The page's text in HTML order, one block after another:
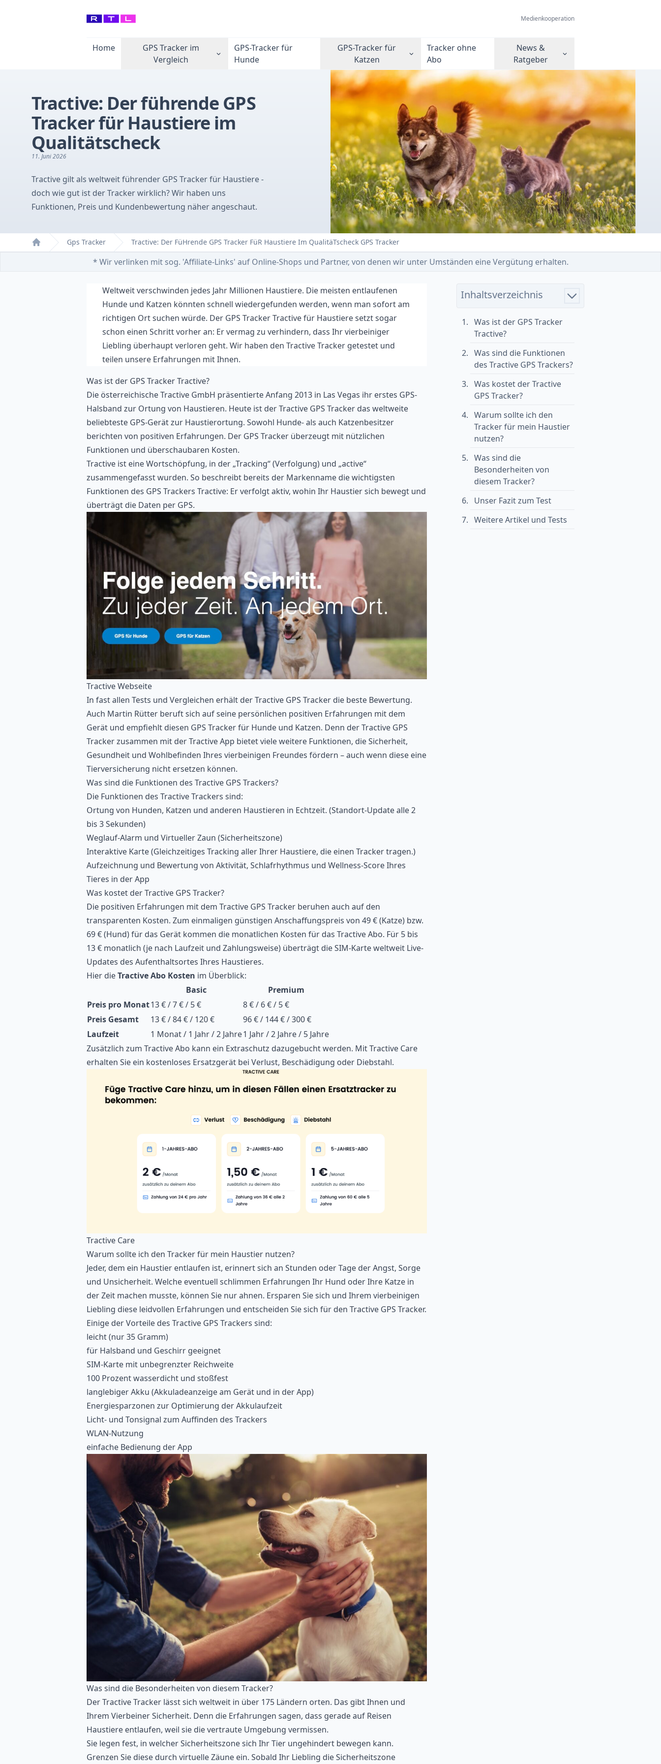
Medienkooperation
Home
GPS Tracker im
Vergleich
GPS-Tracker für
Hunde
GPS-Tracker für
Katzen
Tracker ohne
Abo
News &
Ratgeber
Tractive: Der führende GPS
Tracker für Haustiere im
Qualitätscheck
11. Juni 2026
Tractive gilt als weltweit führender GPS Tracker für Haustiere -
doch wie gut ist der Tracker wirklich? Wir haben uns
Funktionen, Preis und Kundenbewertung näher angeschaut.
Home
Gps Tracker Tractive: Der FüHrende GPS Tracker FüR Haustiere Im QualitäTscheck GPS Tracker
* Wir verlinken mit sog. 'Affiliate-Links' auf Online-Shops und Partner, von denen wir unter Umständen eine Vergütung erhalten.
Weltweit verschwinden jedes Jahr Millionen Haustiere. Die meisten entlaufenen
Hunde und Katzen könnten schnell wiedergefunden werden, wenn man sofort am
richtigen Ort suchen würde. Der GPS Tracker Tractive für Haustiere setzt sogar
schon einen Schritt vorher an: Er vermag zu verhindern, dass Ihr vierbeiniger
Liebling überhaupt verloren geht. Wir haben den Tractive Tracker getestet und
teilen unsere Erfahrungen mit Ihnen.
Was ist der GPS Tracker Tractive?
Die österreichische Tractive GmbH präsentierte Anfang 2013 in Las Vegas ihr erstes GPS-
Halsband zur Ortung von Haustieren. Heute ist der Tractive GPS Tracker das weltweite
beliebteste GPS-Gerät zur Haustierortung. Sowohl Hunde- als auch Katzenbesitzer
berichten von positiven Erfahrungen. Der GPS Tracker überzeugt mit nützlichen
Funktionen und überschaubaren Kosten.
Tractive ist eine Wortschöpfung, in der „Tracking“ (Verfolgung) und „active“
zusammengefasst wurden. So beschreibt bereits der Markenname die wichtigsten
Funktionen des GPS Trackers Tractive: Er verfolgt aktiv, wohin Ihr Haustier sich bewegt und
überträgt die Daten per GPS.
Tractive Webseite
In fast allen Tests und Vergleichen erhält der Tractive GPS Tracker die beste Bewertung.
Auch Martin Rütter beruft sich auf seine persönlichen positiven Erfahrungen mit dem
Gerät und empfiehlt diesen GPS Tracker für Hunde und Katzen. Denn der Tractive GPS
Tracker zusammen mit der Tractive App bietet viele weitere Funktionen, die Sicherheit,
Gesundheit und Wohlbefinden Ihres vierbeinigen Freundes fördern – auch wenn diese eine
Tierversicherung nicht ersetzen können.
Was sind die Funktionen des Tractive GPS Trackers?
Die Funktionen des Tractive Trackers sind:
Ortung von Hunden, Katzen und anderen Haustieren in Echtzeit. (Standort-Update alle 2
bis 3 Sekunden)
Weglauf-Alarm und Virtueller Zaun (Sicherheitszone)
Interaktive Karte (Gleichzeitiges Tracking aller Ihrer Haustiere, die einen Tracker tragen.)
Aufzeichnung und Bewertung von Aktivität, Schlafrhythmus und Wellness-Score Ihres
Tieres in der App
Was kostet der Tractive GPS Tracker?
Die positiven Erfahrungen mit dem Tractive GPS Tracker beruhen auch auf den
transparenten Kosten. Zum einmaligen günstigen Anschaffungspreis von 49 € (Katze) bzw.
69 € (Hund) für das Gerät kommen die monatlichen Kosten für das Tractive Abo. Für 5 bis
13 € monatlich (je nach Laufzeit und Zahlungsweise) überträgt die SIM-Karte weltweit Live-
Updates des Aufenthaltsortes Ihres Haustieres.
Hier dieTractive Abo Kosten im Überblick:
Basic
Premium
Preis pro Monat13 € / 7 € / 5 €
8 € / 6 € / 5 €
Preis Gesamt
13 € / 84 € / 120 €
96 € / 144 € / 300 €
Laufzeit
1 Monat / 1 Jahr / 2 Jahre1 Jahr / 2 Jahre / 5 Jahre
Zusätzlich zum Tractive Abo kann ein Extraschutz dazugebucht werden. Mit Tractive Care
erhalten Sie ein kostenloses Ersatzgerät bei Verlust, Beschädigung oder Diebstahl.
Tractive Care
Warum sollte ich den Tracker für mein Haustier nutzen?
Jeder, dem ein Haustier entlaufen ist, erinnert sich an Stunden oder Tage der Angst, Sorge
und Unsicherheit. Welche eventuell schlimmen Erfahrungen Ihr Hund oder Ihre Katze in
der Zeit machen musste, können Sie nur ahnen. Ersparen Sie sich und Ihrem vierbeinigen
Liebling diese leidvollen Erfahrungen und entscheiden Sie sich für den Tractive GPS Tracker.
Einige der Vorteile des Tractive GPS Trackers sind:
leicht (nur 35 Gramm)
für Halsband und Geschirr geeignet
SIM-Karte mit unbegrenzter Reichweite
100 Prozent wasserdicht und stoßfest
langlebiger Akku (Akkuladeanzeige am Gerät und in der App)
Energiesparzonen zur Optimierung der Akkulaufzeit
Licht- und Tonsignal zum Auffinden des Trackers
WLAN-Nutzung
einfache Bedienung der App
Was sind die Besonderheiten von diesem Tracker?
Der Tractive Tracker lässt sich weltweit in über 175 Ländern orten. Das gibt Ihnen und
Ihrem Vierbeiner Sicherheit. Denn die Erfahrungen sagen, dass gerade auf Reisen
Haustiere entlaufen, weil sie die vertraute Umgebung vermissen.
Sie legen fest, in welcher Sicherheitszone sich Ihr Tier ungehindert bewegen kann.
Grenzen Sie diese durch virtuelle Zäune ein. Sobald Ihr Liebling die Sicherheitszone
Inhaltsverzeichnis
Was ist der GPS Tracker
Tractive?
Was sind die Funktionen
des Tractive GPS Trackers?
Was kostet der Tractive
GPS Tracker?
Warum sollte ich den
Tracker für mein Haustier
nutzen?
Was sind die
Besonderheiten von
diesem Tracker?
Unser Fazit zum Test
Weitere Artikel und Tests